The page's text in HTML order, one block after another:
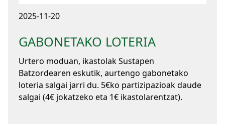
2025-11-20
GABONETAKO LOTERIA
Urtero moduan, ikastolak Sustapen
Batzordearen eskutik, aurtengo gabonetako
loteria salgai jarri du. 5€ko partizipazioak daude
salgai (4€ jokatzeko eta 1€ ikastolarentzat).